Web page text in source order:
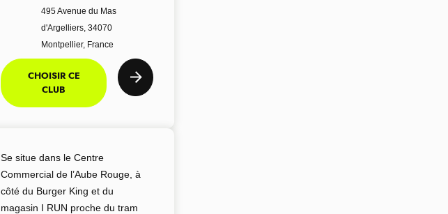
495 Avenue du Mas
d'Argelliers, 34070
Montpellier, France
CHOISIR CE
CLUB
Se situe dans le Centre
Commercial de l’Aube Rouge, à
côté du Burger King et du
magasin I RUN proche du tram